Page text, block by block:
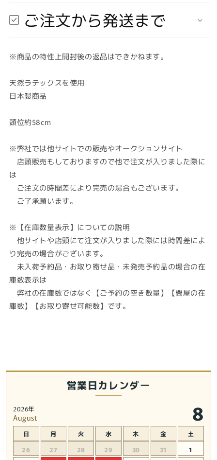
納
ラ
ー
マ
ク
M2
ぬ
り
オ
ガ
タ
ジ
オ
【キ
ャ
ラ
ク
★
パ
ー
テ
ィ
グ
納
ラ
ー
ぬ
り
オ
ガ
タ
ジ
オ
【キ
ラ
ク
★
雑
ィ
グ
ご注文から発送まで
※商品の特性上開封後の返品はできかねます。
天然ラテックスを使用
日本製商品
頭位約58cm
※弊社では他サイトでの販売やオークションサイト
店頭販売もしておりますので他で注文が入りました際に
は
ご注文の時間差により完売の場合もございます。
ご了承願います。
※【在庫数量表示】についての説明
他サイトや店頭にて注文が入りました際には時間差によ
り完売の場合がございます。
未入荷予約品・お取り寄せ品・未発売予約品の場合の在
庫数表示は
弊社の在庫数ではなく【ご予約の空き数量】【問屋の在
庫数】【お取り寄せ可能数】です。
営業日カレンダー
2026年
August 8
日 月 火 水 木 金 土
26 27 28 29 30 31
1